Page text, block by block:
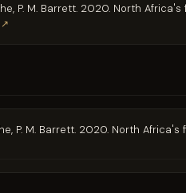
P. M. Barrett. 2020. North
↗
P. M. Barrett. 2020. North